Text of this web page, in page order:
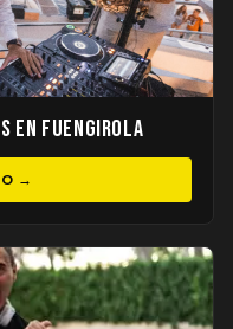
en Fuengirola
→